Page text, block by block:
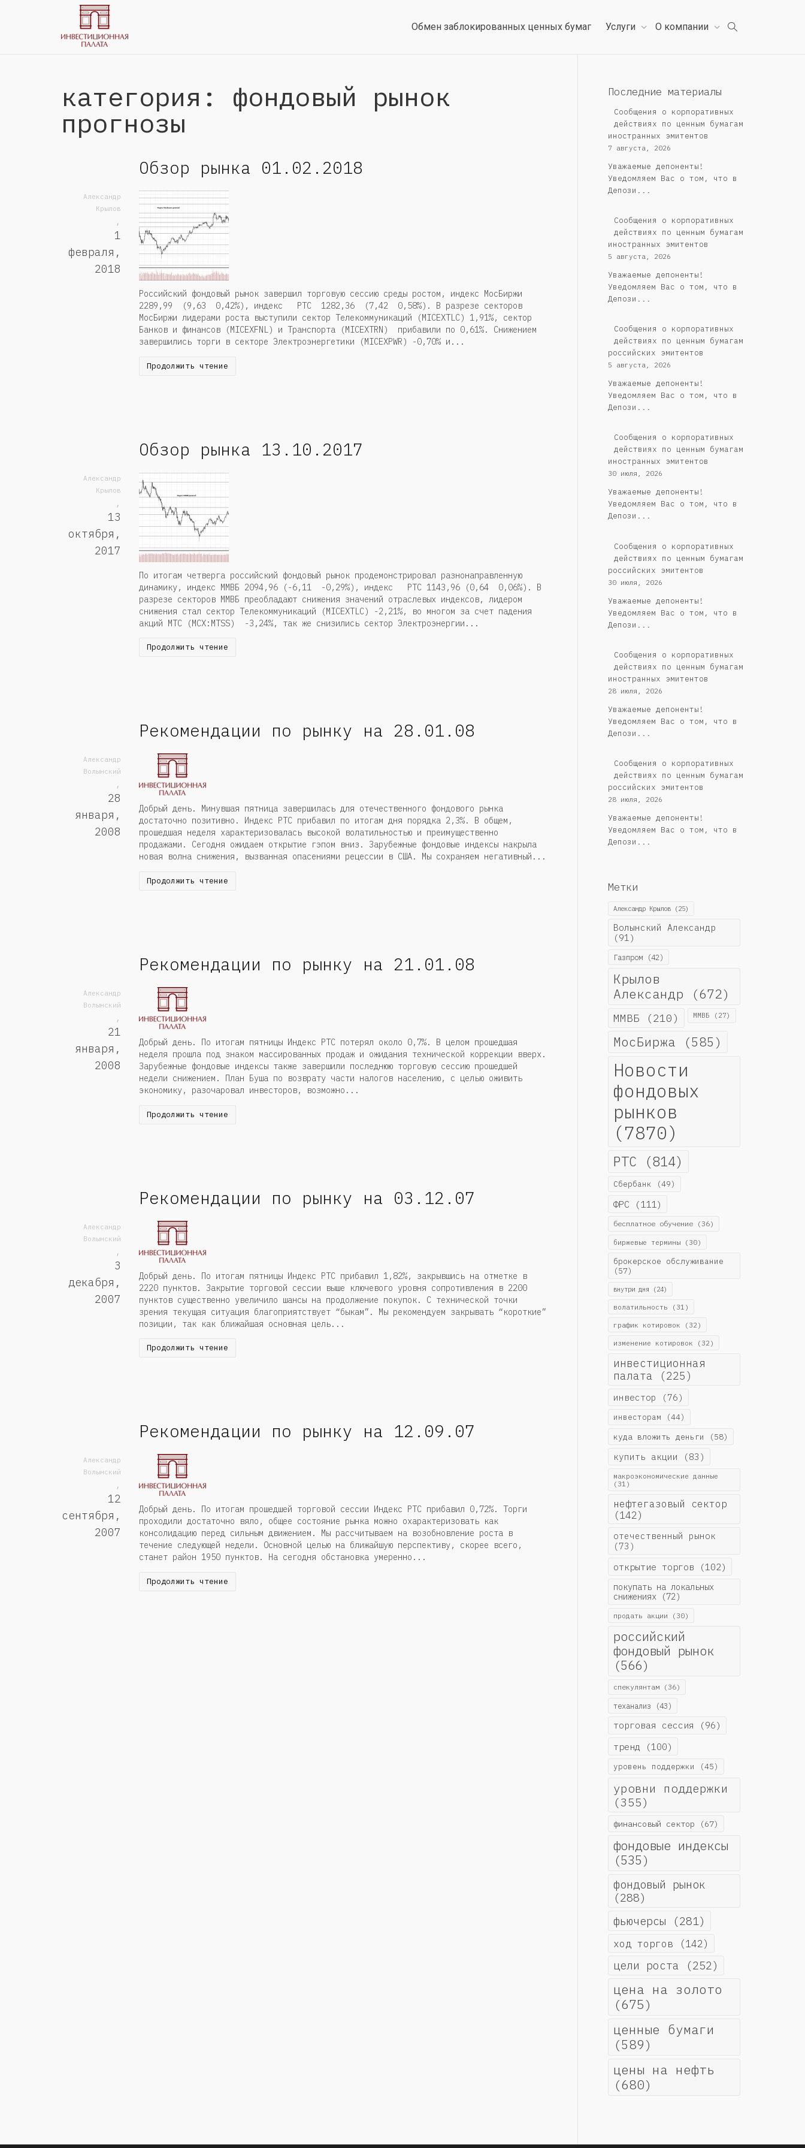
Обмен заблокированных ценных бумаг Услуги О компании
категория: фондовый рынок
прогнозы
Обзор рынка 01.02.2018
Александр
Крылов
,
1
февраля,
2018
Российский фондовый рынок завершил торговую сессию среды ростом, индекс МосБиржи
2289,99 (9,63 0,42%), индекс РТС 1282,36 (7,42 0,58%). В разрезе секторов
МосБиржи лидерами роста выступили сектор Телекоммуникаций (MICEXTLC) 1,91%, сектор
Банков и финансов (MICEXFNL) и Транспорта (MICEXTRN) прибавили по 0,61%. Снижением
завершились торги в секторе Электроэнергетики (MICEXPWR) -0,70% и...
Продолжить чтение
Обзор рынка 13.10.2017
Александр
Крылов
,
13
октября,
2017
По итогам четверга российский фондовый рынок продемонстрировал разнонаправленную
динамику, индекс ММВБ 2094,96 (-6,11 -0,29%), индекс РТС 1143,96 (0,64 0,06%). В
разрезе секторов ММВБ преобладают снижения значений отраслевых индексов, лидером
снижения стал сектор Телекоммуникаций (MICEXTLC) -2,21%, во многом за счет падения
акций МТС (MCX:MTSS) -3,24%, так же снизились сектор Электроэнергии...
Продолжить чтение
Рекомендации по рынку на 28.01.08
Александр
Волынский
,
28
января,
2008
Добрый день. Минувшая пятница завершилась для отечественного фондового рынка
достаточно позитивно. Индекс РТС прибавил по итогам дня порядка 2,3%. В общем,
прошедшая неделя характеризовалась высокой волатильностью и преимущественно
продажами. Сегодня ожидаем открытие гэпом вниз. Зарубежные фондовые индексы накрыла
новая волна снижения, вызванная опасениями рецессии в США. Мы сохраняем негативный...
Продолжить чтение
Рекомендации по рынку на 21.01.08
Александр
Волынский
,
21
января,
2008
Добрый день. По итогам пятницы Индекс РТС потерял около 0,7%. В целом прошедшая
неделя прошла под знаком массированных продаж и ожидания технической коррекции вверх.
Зарубежные фондовые индексы также завершили последнюю торговую сессию прошедшей
недели снижением. План Буша по возврату части налогов населению, с целью оживить
экономику, разочаровал инвесторов, возможно...
Продолжить чтение
Рекомендации по рынку на 03.12.07
Александр
Волынский
,
3
декабря,
2007
Добрый день. По итогам пятницы Индекс РТС прибавил 1,82%, закрывшись на отметке в
2220 пунктов. Закрытие торговой сессии выше ключевого уровня сопротивления в 2200
пунктов существенно увеличило шансы на продолжение покупок. С технической точки
зрения текущая ситуация благоприятствует “быкам”. Мы рекомендуем закрывать “короткие”
позиции, так как ближайшая основная цель...
Продолжить чтение
Рекомендации по рынку на 12.09.07
Александр
Волынский
,
12
сентября,
2007
Добрый день. По итогам прошедшей торговой сессии Индекс РТС прибавил 0,72%. Торги
проходили достаточно вяло, общее состояние рынка можно охарактеризовать как
консолидацию перед сильным движением. Мы рассчитываем на возобновление роста в
течение следующей недели. Основной целью на ближайшую перспективу, скорее всего,
станет район 1950 пунктов. На сегодня обстановка умеренно...
Продолжить чтение
Последние материалы
Сообщения о корпоративных
действиях по ценным бумагам
иностранных эмитентов
7 августа, 2026
Уважаемые депоненты!
Уведомляем Вас о том, что в
Депози...
Сообщения о корпоративных
действиях по ценным бумагам
иностранных эмитентов
5 августа, 2026
Уважаемые депоненты!
Уведомляем Вас о том, что в
Депози...
Cообщения о корпоративных
действиях по ценным бумагам
российских эмитентов
5 августа, 2026
Уважаемые депоненты!
Уведомляем Вас о том, что в
Депози...
Сообщения о корпоративных
действиях по ценным бумагам
иностранных эмитентов
30 июля, 2026
Уважаемые депоненты!
Уведомляем Вас о том, что в
Депози...
Cообщения о корпоративных
действиях по ценным бумагам
российских эмитентов
30 июля, 2026
Уважаемые депоненты!
Уведомляем Вас о том, что в
Депози...
Сообщения о корпоративных
действиях по ценным бумагам
иностранных эмитентов
28 июля, 2026
Уважаемые депоненты!
Уведомляем Вас о том, что в
Депози...
Cообщения о корпоративных
действиях по ценным бумагам
российских эмитентов
28 июля, 2026
Уважаемые депоненты!
Уведомляем Вас о том, что в
Депози...
Метки
Александр Крылов(25)
Волынский Александр
(91)
Газпром(42)
Крылов
Александр (672)
ММВБ (210) ММВБ (27)
МосБиржа (585)
Новости
фондовых
рынков
(7870)
РТС (814)
Сбербанк (49)
ФРС (111)
бесплатное обучение(36)
биржевые термины(30)
брокерское обслуживание
(57)
внутри дня (24)
волатильность (31)
график котировок (32)
изменение котировок (32)
инвестиционная
палата (225)
инвестор (76)
инвесторам (44)
куда вложить деньги (58)
купить акции (83)
макроэкономические данные
(31)
нефтегазовый сектор
(142)
отечественный рынок
(73)
открытие торгов (102)
покупать на локальных
снижениях(72)
продать акции (30)
российский
фондовый рынок
(566)
спекулянтам(36)
теханализ (43)
торговая сессия (96)
тренд (100)
уровень поддержки (45)
уровни поддержки
(355)
финансовый сектор (67)
фондовые индексы
(535)
фондовый рынок
(288)
фьючерсы (281)
ход торгов (142)
цели роста (252)
цена на золото
(675)
ценные бумаги
(589)
цены на нефть
(680)